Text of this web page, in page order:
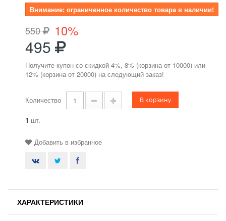
Внимание: ограниченное количество товара в наличии!
550 10%
495
Получите купон со скидкой 4%, 8% (корзина от 10000) или
12% (корзина от 20000) на следующий заказ!
Количество В корзину
1 шт.
Добавить в избранное
ХАРАКТЕРИСТИКИ